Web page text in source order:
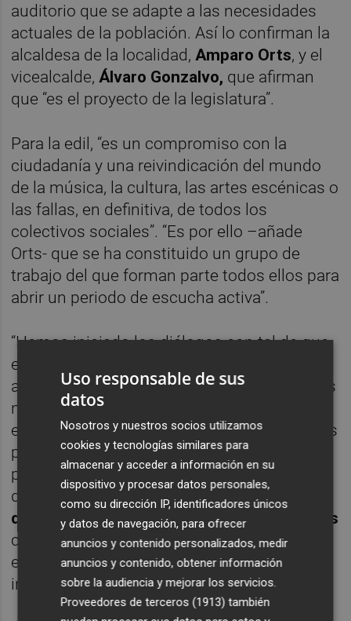
auditorio que se adapte a las necesidades
actuales de la población. Así lo confirman la
alcaldesa de la localidad, Amparo Orts, y el
vicealcalde, Álvaro Gonzalvo, que afirman
que “es el proyecto de la legislatura”.
Para la edil, “es un compromiso con la
ciudadanía y una reivindicación del mundo
de la música, la cultura, las artes escénicas o
las fallas, en definitiva, de todos los
colectivos sociales”. “Es por ello –añade
Orts- que se ha constituido un grupo de
trabajo del que forman parte todos ellos para
abrir un periodo de escucha activa”.
“Hemos iniciado los diálogos con tal de que
el proyecto sea participativo con todos los
actores, para escuchar y tener en cuenta sus
necesidades, dada la importancia que tiene
este gran proyecto que se desarrollará en los
próximos años”, añade Gonzalvo. Tras esta
primera toma de contacto, se encargará
durante los próximos meses la
redacción
del proyecto en forma de concurso de ideas
con el fin de que los arquitectos
especializados en este tipo de
infraestructuras puedan participar.
Uso responsable de sus
datos
Nosotros y nuestros socios utilizamos
cookies y tecnologías similares para
almacenar y acceder a información en su
dispositivo y procesar datos personales,
como su dirección IP, identificadores únicos
y datos de navegación, para ofrecer
anuncios y contenido personalizados, medir
anuncios y contenido, obtener información
sobre la audiencia y mejorar los servicios.
Proveedores de terceros (1913) también